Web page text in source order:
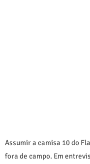
Assumir a camisa 10 do
fora de campo. Em